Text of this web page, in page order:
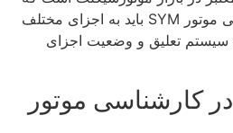
کیفیت بالایی دارد. کارشناسی موتور SYM باید به اجزای مختلف
سیستم تعلیق و وضعیت اجزای
کارشناسی موتور